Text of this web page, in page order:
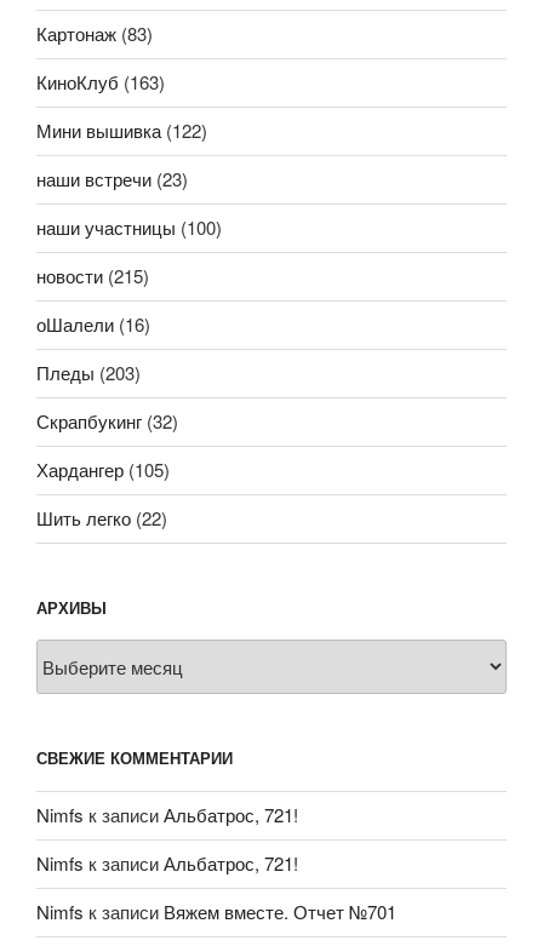
Картонаж (83)
КиноКлуб (163)
Мини вышивка(122)
наши встречи (23)
наши участницы (100)
новости (215)
оШалели (16)
Пледы (203)
Скрапбукинг (32)
Хардангер (105)
Шить легко (22)
АРХИВЫ
Архивы
СВЕЖИЕ КОММЕНТАРИИ
Nimfs к записиАльбатрос, 721!
Nimfs к записиАльбатрос, 721!
Nimfs к записи Вяжем вместе. Отчет №701